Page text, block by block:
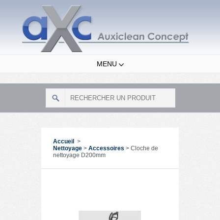
MENU
Accueil
>
Nettoyage > Accessoires > Cloche de
nettoyage D200mm